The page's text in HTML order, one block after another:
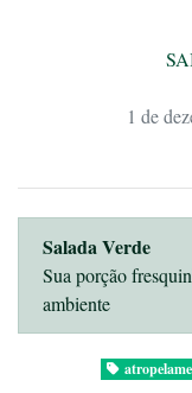
1 de
Salada Verde
Sua porção
ambiente